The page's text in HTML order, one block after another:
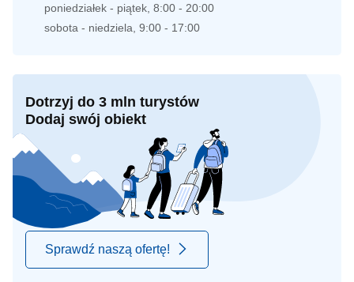
poniedziałek - piątek, 8:00 - 20:00
sobota - niedziela, 9:00 - 17:00
Dotrzyj do 3 mln turystów
Dodaj swój obiekt
Sprawdź naszą ofertę!